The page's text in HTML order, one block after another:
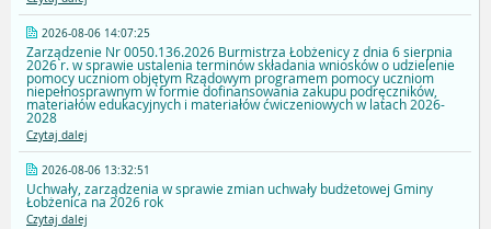
2026-08-06 14:07:25
Zarządzenie Nr 0050.136.2026 Burmistrza Łobżenicy z dnia 6 sierpnia
2026 r. w sprawie ustalenia terminów składania wniosków o udzielenie
pomocy uczniom objętym Rządowym programem pomocy uczniom
niepełnosprawnym w formie dofinansowania zakupu podręczników,
materiałów edukacyjnych i materiałów ćwiczeniowych w latach 2026-
2028
Czytaj dalej
2026-08-06 13:32:51
Uchwały, zarządzenia w sprawie zmian uchwały budżetowej Gminy
Łobżenica na 2026 rok
Czytaj dalej